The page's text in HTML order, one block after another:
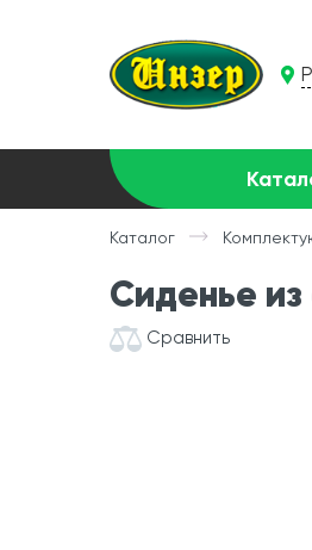
Каталог
Сиденье
Сравнить